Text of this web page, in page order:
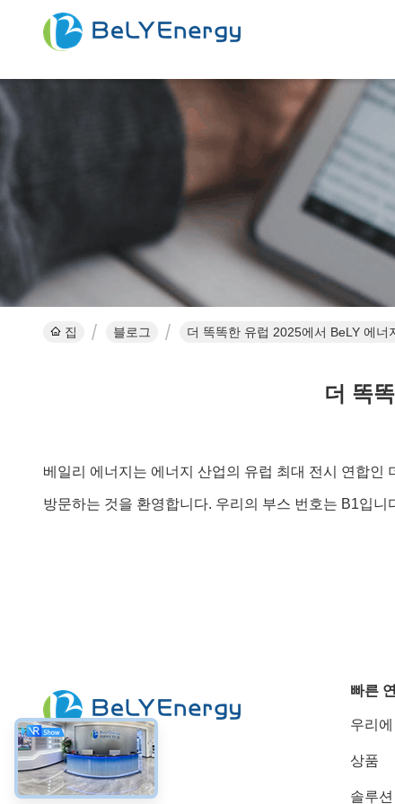
집 블로그 더 똑똑한 유럽 2025에서 BeLY 에너
더 똑
베일리 에너지는 에너지 산업의 유럽 최대 전시 연합인
방문하는 것을 환영합니다. 우리의 부스 번호는 B1입
소셜 미디어
빠른
우리
상품
솔루션